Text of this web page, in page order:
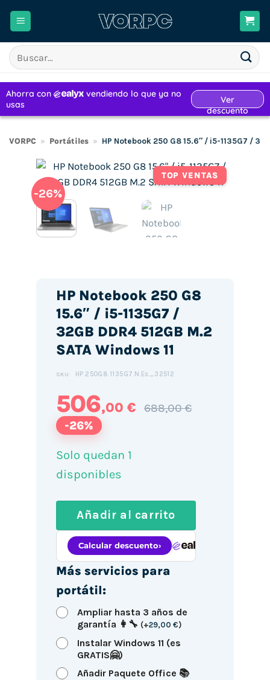
Buscar
por:
VORPC » Portátiles » HP Notebook 250 G8 15.6″ / i5-1135G7 /
TOP VENTAS
-26%
HP Notebook 250 G8
15.6″ / i5-1135G7 /
32GB DDR4 512GB M.2
SATA Windows 11
SKU: HP.250G8.1135G7.N.Es_32512
506,00 € 688,00 €
-26%
Solo quedan 1
disponibles
Añadir al carrito
Más servicios para
portátil:
Ampliar hasta 3 años de
garantía 👩‍🔧 (+29,00 €)
Instalar Windows 11 (es
GRATIS🤗)
Añadir Paquete Office 📚